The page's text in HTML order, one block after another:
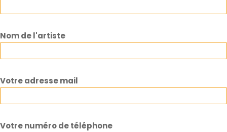
Nom de l'artiste
Votre adresse mail
Votre numéro de téléphone